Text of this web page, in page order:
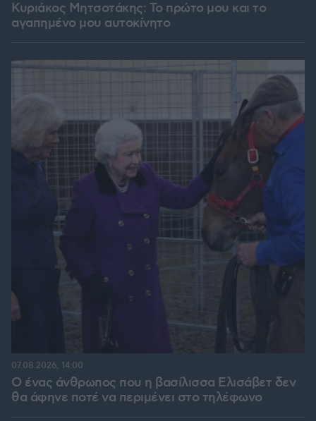
Κυριάκος Μητσοτάκης: Το πρώτο μου και το
αγαπημένο μου αυτοκίνητο
Ο ένας άνθρωπος που η βασίλισσα Ελισάβετ δεν
θα άφηνε ποτέ να περιμένει στο τηλέφωνο
07.08.2026, 14:00